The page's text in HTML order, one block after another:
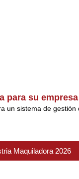
para su empresa
sistema de
Maquiladora 2026